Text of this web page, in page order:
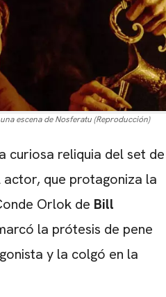
escena de Nosferatu (Reproducción)
curiosa reliquia del set de
actor, que protagoniza la
Orlok de Bill
la prótesis de pene
y la colgó en la